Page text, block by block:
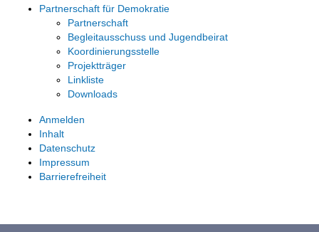
Partnerschaft für Demokratie
Partnerschaft
Begleitausschuss und Jugendbeirat
Koordinierungsstelle
Projektträger
Linkliste
Downloads
Anmelden
Inhalt
Datenschutz
Impressum
Barrierefreiheit